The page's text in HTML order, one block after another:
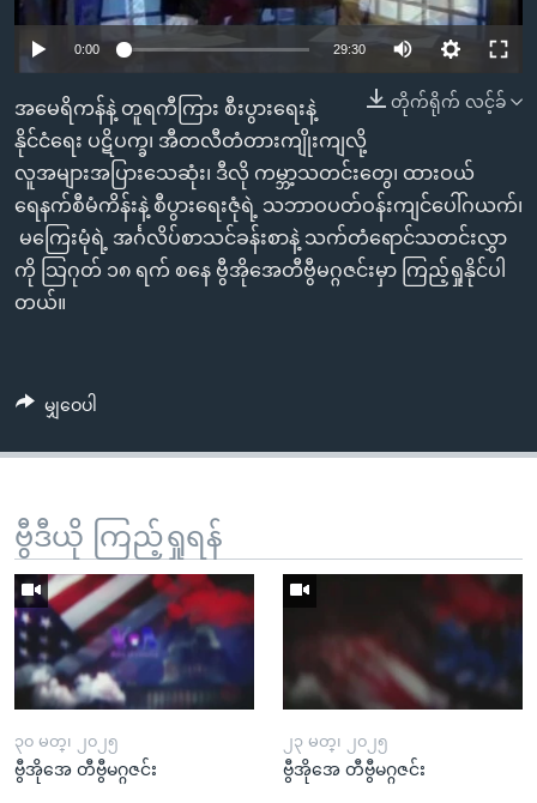
ညွန်း
စာမျက်နှာ
ကျော်
ကြည့်
ရှာဖွေ
နေရာ
သုတပဒေသာ အင်္ဂလိပ်စာ
Learning English
ဗွီအိုအေ လူမှုကွန်ယက်များ
ဘာသာစကားများ
0:00 29:30
တိုက်ရိုက် လင့်ခ်
အမေရိကန်နဲ့ တူရကီကြား စီးပွားရေးနဲ့
နိုင်ငံရေး ပဋိပက္ခ၊ အီတလီတံတားကျိုးကျလို့
လူအများအပြားသေဆုံး၊ ဒီလို ကမ္ဘာ့သတင်းတွေ၊ ထားဝယ်
ရေနက်စီမံကိန်းနဲ့ စီပွားရေးဇုံရဲ့ သဘာဝပတ်ဝန်းကျင်ပေါ်ဂယက်၊
မကြေးမုံရဲ့ အင်္ဂလိပ်စာသင်ခန်းစာနဲ့ သက်တံရောင်သတင်းလွှာ
ကို သြဂုတ် ၁၈ ရက် စနေ ဗွီအိုအေတီဗွီမဂ္ဂဇင်းမှာ ကြည့်ရှုနိုင်ပါ
တယ်။
မျှဝေပါ
ဗွီဒီယို ကြည့်ရှုရန်
၃၀ မတ္၊ ၂၀၂၅
ဗွီအိုအေ တီဗွီမဂ္ဂဇင်း
၂၃ မတ္၊ ၂၀၂၅
ဗွီအိုအေ တီဗွီမဂ္ဂဇင်း